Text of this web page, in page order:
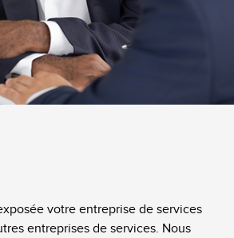
votre entreprise de services
entreprises de services. Nous